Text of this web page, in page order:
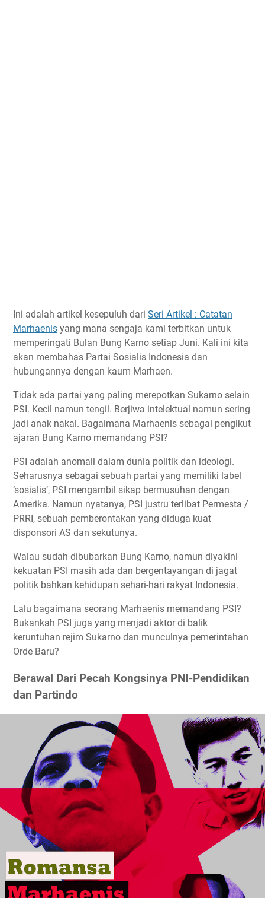
Ini adalah artikel kesepuluh dari Seri Artikel : Catatan
Marhaenis yang mana sengaja kami terbitkan untuk
memperingati Bulan Bung Karno setiap Juni. Kali ini kita
akan membahas Partai Sosialis Indonesia dan
hubungannya dengan kaum Marhaen.
Tidak ada partai yang paling merepotkan Sukarno selain
PSI. Kecil namun tengil. Berjiwa intelektual namun sering
jadi anak nakal. Bagaimana Marhaenis sebagai pengikut
ajaran Bung Karno memandang PSI?
PSI adalah anomali dalam dunia politik dan ideologi.
Seharusnya sebagai sebuah partai yang memiliki label
‘sosialis’, PSI mengambil sikap bermusuhan dengan
Amerika. Namun nyatanya, PSI justru terlibat Permesta /
PRRI, sebuah pemberontakan yang diduga kuat
disponsori AS dan sekutunya.
Walau sudah dibubarkan Bung Karno, namun diyakini
kekuatan PSI masih ada dan bergentayangan di jagat
politik bahkan kehidupan sehari-hari rakyat Indonesia.
Lalu bagaimana seorang Marhaenis memandang PSI?
Bukankah PSI juga yang menjadi aktor di balik
keruntuhan rejim Sukarno dan munculnya pemerintahan
Orde Baru?
Berawal Dari Pecah Kongsinya PNI-Pendidikan
dan Partindo